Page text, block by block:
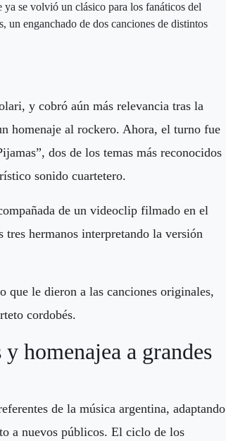
se volvió un clásico para los fanáticos del
un enganchado de dos canciones de distintos
y cobró aún más relevancia tras la
homenaje al rockero. Ahora, el turno fue
dos de los temas más reconocidos
sonido cuartetero.
de un videoclip filmado en el
hermanos interpretando la versión
que le dieron a las canciones originales,
cordobés.
homenajea a grandes
de la música argentina, adaptando
a nuevos públicos. El ciclo de los